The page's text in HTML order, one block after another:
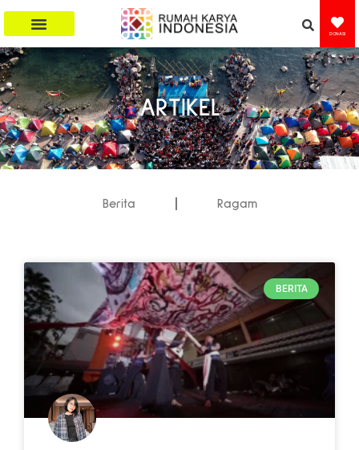
DONASI
ARTIKEL
Berita Ragam
BERITA